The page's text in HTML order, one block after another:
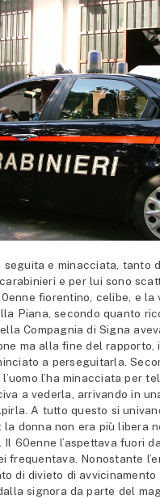
seguita e minacciata, tanto
e per lui sono
fiorentino, celibe, e la
Piana, secondo quanto
Compagnia di Signa
ma alla fine del rapporto,
a perseguitarla.
l’ha minacciata per
a vederla, arrivando in
A tutto questo si
la donna non era più libera
Il 60enne l’aspettava fuori
frequentava. Nonostante
di divieto di avvicinamento
signora da parte del